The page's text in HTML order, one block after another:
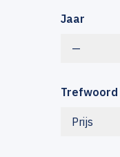
Jaar
—
Trefwoord
Prijs